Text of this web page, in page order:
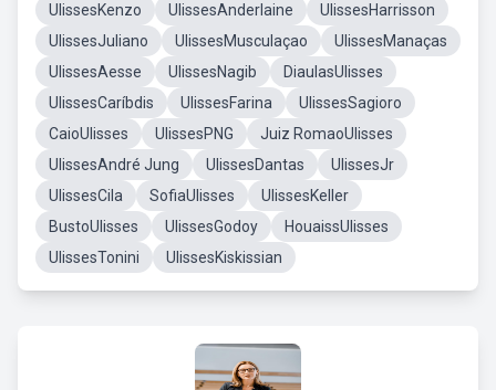
UlissesKenzo
UlissesAnderlaine
UlissesHarrisson
UlissesJuliano
UlissesMusculaçao
UlissesManaças
UlissesAesse
UlissesNagib
DiaulasUlisses
UlissesCaríbdis
UlissesFarina
UlissesSagioro
CaioUlisses
UlissesPNG
Juiz RomaoUlisses
UlissesAndré Jung
UlissesDantas
UlissesJr
UlissesCila
SofiaUlisses
UlissesKeller
BustoUlisses
UlissesGodoy
HouaissUlisses
UlissesTonini
UlissesKiskissian